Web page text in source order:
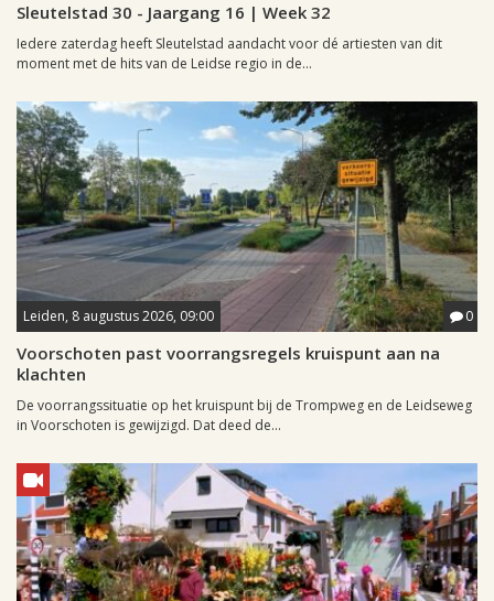
Sleutelstad 30 - Jaargang 16 | Week 32
Iedere zaterdag heeft Sleutelstad aandacht voor dé artiesten van dit
moment met de hits van de Leidse regio in de...
Leiden, 8 augustus 2026, 09:00 0
Voorschoten past voorrangsregels kruispunt aan na
klachten
De voorrangssituatie op het kruispunt bij de Trompweg en de Leidseweg
in Voorschoten is gewijzigd. Dat deed de...